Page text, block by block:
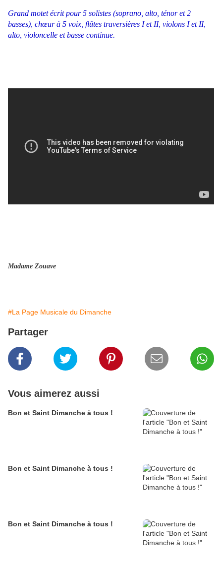
Grand motet écrit pour 5 solistes (soprano, alto, ténor et 2
basses), chœur à 5 voix, flûtes traversières I et II, violons I et II,
alto, violoncelle et basse continue.
Madame Zouave
#La Page Musicale du Dimanche
Partager
Vous aimerez aussi
Bon et Saint Dimanche à tous !
Bon et Saint Dimanche à tous !
Bon et Saint Dimanche à tous !